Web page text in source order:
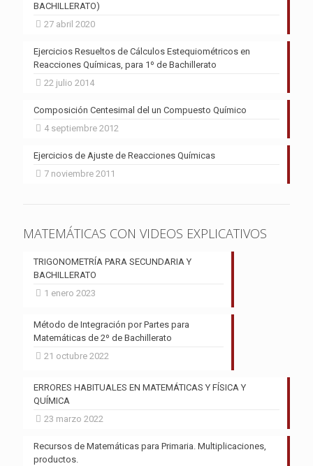
BACHILLERATO)
27 abril 2020
Ejercicios Resueltos de Cálculos Estequiométricos en
Reacciones Químicas, para 1º de Bachillerato
22 julio 2014
Composición Centesimal del un Compuesto Químico
4 septiembre 2012
Ejercicios de Ajuste de Reacciones Químicas
7 noviembre 2011
MATEMÁTICAS CON VIDEOS EXPLICATIVOS
TRIGONOMETRÍA PARA SECUNDARIA Y
BACHILLERATO
1 enero 2023
Método de Integración por Partes para
Matemáticas de 2º de Bachillerato
21 octubre 2022
ERRORES HABITUALES EN MATEMÁTICAS Y FÍSICA Y
QUÍMICA
23 marzo 2022
Recursos de Matemáticas para Primaria. Multiplicaciones,
productos.